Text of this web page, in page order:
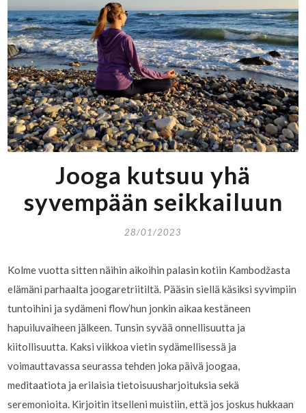
Jooga kutsuu yhä
syvempään seikkailuun
28/01/2023
Kolme vuotta sitten näihin aikoihin palasin kotiin Kambodžasta
elämäni parhaalta joogaretriitiltä. Pääsin siellä käsiksi syvimpiin
tuntoihini ja sydämeni flow’hun jonkin aikaa kestäneen
hapuiluvaiheen jälkeen. Tunsin syvää onnellisuutta ja
kiitollisuutta. Kaksi viikkoa vietin sydämellisessä ja
voimauttavassa seurassa tehden joka päivä joogaa,
meditaatiota ja erilaisia tietoisuusharjoituksia sekä
seremonioita. Kirjoitin itselleni muistiin, että jos joskus hukkaan